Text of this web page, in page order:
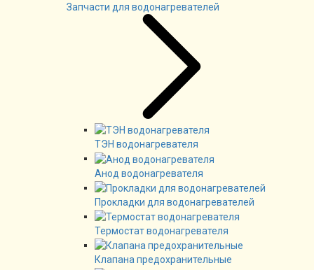
Запчасти для водонагревателей
ТЭН водонагревателя
Анод водонагревателя
Прокладки для водонагревателей
Термостат водонагревателя
Клапана предохранительные